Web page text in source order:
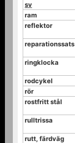
sv
ram
reflektor
reparationssats
ringklocka
rodcykel
rör
rostfritt stål
rulltrissa
rutt, färdväg